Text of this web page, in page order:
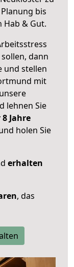
bis
Hab & Gut.
dann
und stellen
mit
lehnen Sie
Jahre
holen Sie
erhalten
, das